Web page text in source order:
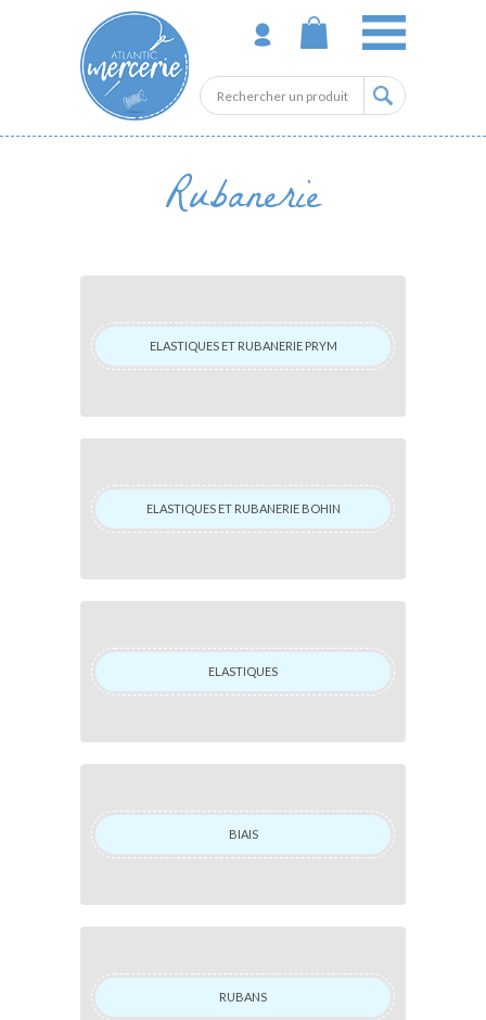
Rubanerie
ELASTIQUES ET RUBANERIE PRYM
ELASTIQUES ET RUBANERIE BOHIN
ELASTIQUES
BIAIS
RUBANS